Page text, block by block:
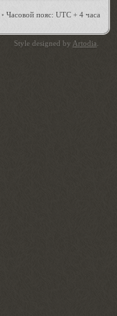
• Часовой пояс: UTC + 4 часа
Style designed by Artodia